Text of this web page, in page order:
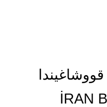
قووشاغیندا
İRAN